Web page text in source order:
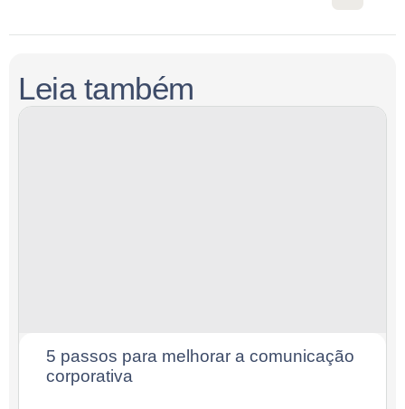
Leia também
5 passos para melhorar a comunicação
corporativa